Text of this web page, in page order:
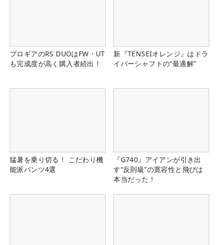
プロギアのRS DUOはFW・UT
も完成度が高く購入者続出！
新『TENSEIオレンジ』はドラ
イバーシャフトの“最適解”
猛暑を乗り切る！ こだわり機
能派パンツ4選
『G740』アイアンが引き出
す“反則級”の寛容性と飛びは
本当だった！